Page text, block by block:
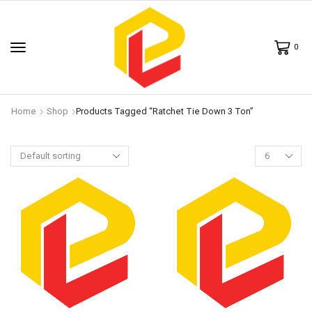
0
Home Shop Products Tagged “ratchet Tie Down 3 Ton”